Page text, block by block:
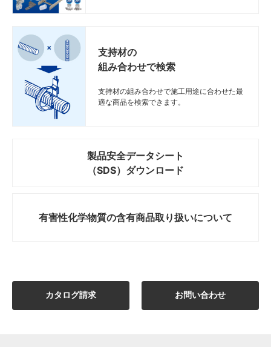
支持材の
組み合わせで検索
支持材の組み合わせで施工用途に合わせた最
適な商品を検索できます。
製品安全データシート
（SDS）ダウンロード
有害性化学物質の含有商品取り扱いについて
カタログ請求 お問い合わせ